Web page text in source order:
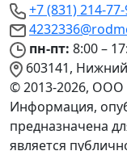
+7 (831) 214-
пн-пт: 8:00 –
603141,
© 2013-2026,
Информация,
предназначена
является